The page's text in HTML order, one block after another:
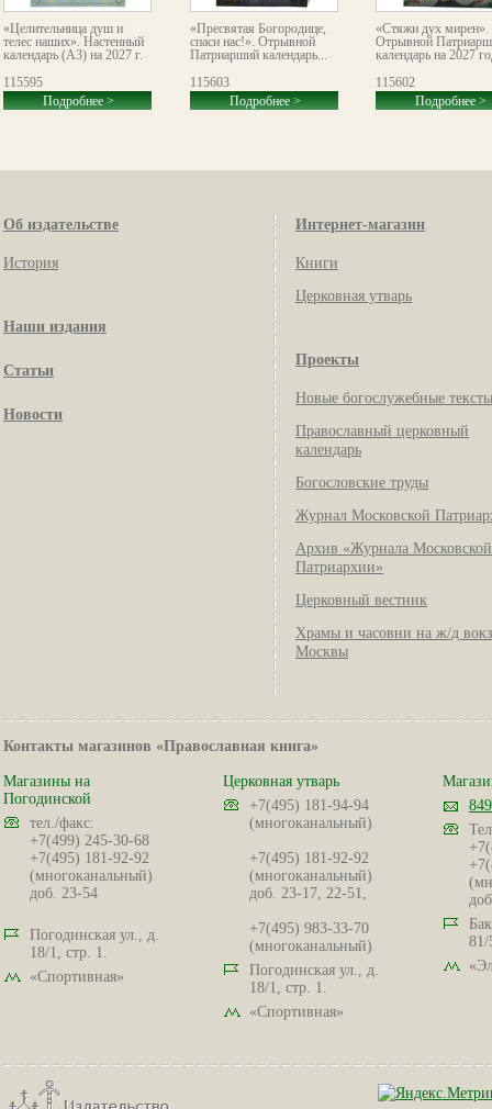
«Целительница душ и
телес наших». Настенный
календарь (А3) на 2027 г.
115595
Подробнее >
«Пресвятая Богородице,
спаси нас!». Отрывной
Патриарший календарь...
115603
Подробнее >
«Стяжи дух мирен».
Отрывной
календарь на 2027
115602
Подробнее >
Об издательстве
История
Наши издания
Статьи
Новости
Интернет-магазин
Книги
Церковная утварь
Проекты
Новые богослужебные тексты
Православный церковный
календарь
Богословские труды
Журнал Московской
Архив «Журнала Московской
Патриархии»
Церковный вестник
Храмы и часовни на ж/д
Москвы
Контакты магазинов «Православная книга»
Магазины на
Погодинской
тел./факс:
+7(499) 245-30-68
+7(495) 181-92-92
(многоканальный)
доб. 23-54
Погодинская ул., д.
18/1, стр. 1.
«Спортивная»
Церковная утварь
+7(495) 181-94-94
(многоканальный)
+7(495) 181-92-92
(многоканальный)
доб. 23-17, 22-51,
+7(495) 983-33-70
(многоканальный)
Погодинская ул., д.
18/1, стр. 1.
«Спортивная»
81/